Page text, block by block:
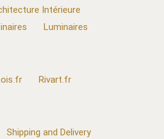
Intérieure
Luminaires
Rivart.fr
Shipping and Delivery